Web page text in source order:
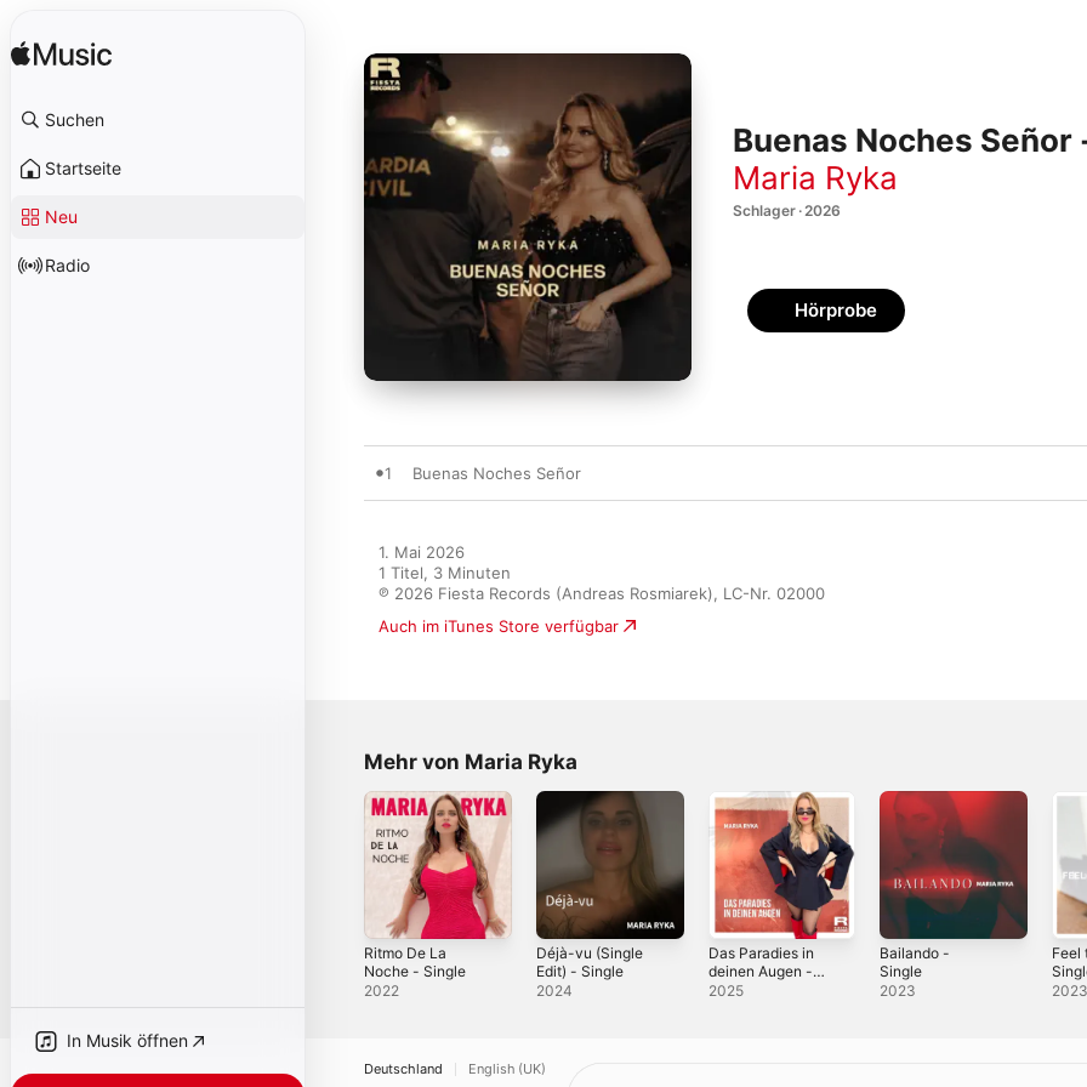
Suchen
Startseite
Neu
Radio
In Musik öffnen
Buenas Noches Señor
Maria Ryka
Schlager · 2026
Hörprobe
1 Buenas Noches Señor
1. Mai 2026
1 Titel, 3 Minuten
℗ 2026 Fiesta Records (Andreas Rosmiarek), LC-Nr. 02000
Auch im iTunes Store verfügbar
Mehr von Maria Ryka
Ritmo De La
Noche - Single
2022
Déjà-vu (Single
Edit) - Single
2024
Das Paradies in
deinen Augen -
Single
2025
Bailando -
Single
2023
Feel
2023
Deutschland English (UK)